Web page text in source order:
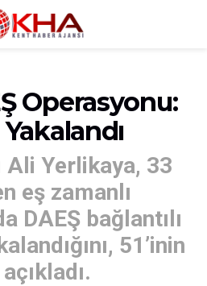
Operasyonu:
Ali Yerlikaya, 33
eş zamanlı
DAEŞ bağlantılı
51’inin